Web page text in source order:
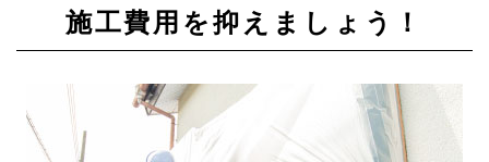
施工費用を抑えましょう！